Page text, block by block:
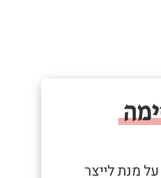
מנת לייצר